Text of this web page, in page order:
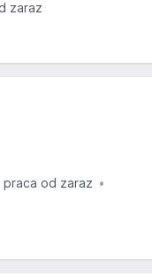
zaraz
praca od zaraz